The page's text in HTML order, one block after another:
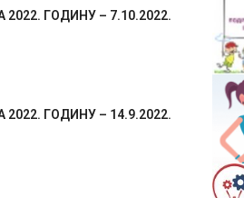
ГОДИНУ – 7.10.2022.
ГОДИНУ – 14.9.2022.